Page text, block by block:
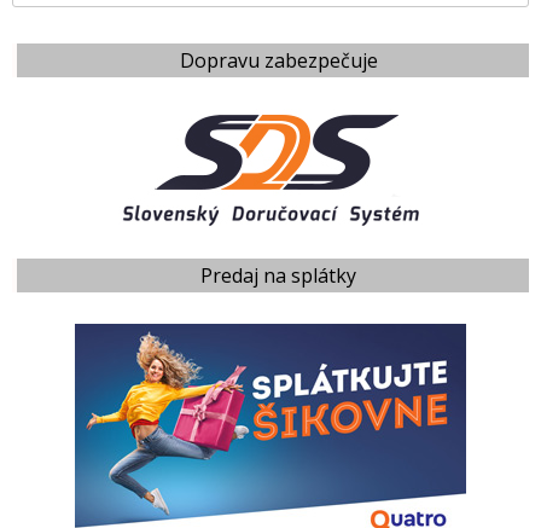
Dopravu zabezpečuje
Predaj na splátky